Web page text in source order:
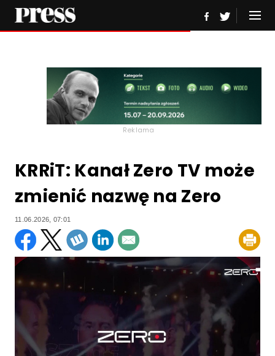
Reklama
KRRiT: Kanał Zero TV może
zmienić nazwę na Zero
11.06.2026, 07:01